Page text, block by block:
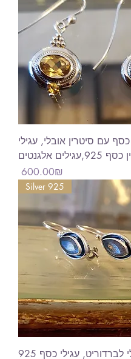
כסף עם סיטרין אובלי, עגילי
אלגנטים
Price
‏600.00 ‏₪
Silver 925
עגילי לברדוריט, עגילי כסף 925